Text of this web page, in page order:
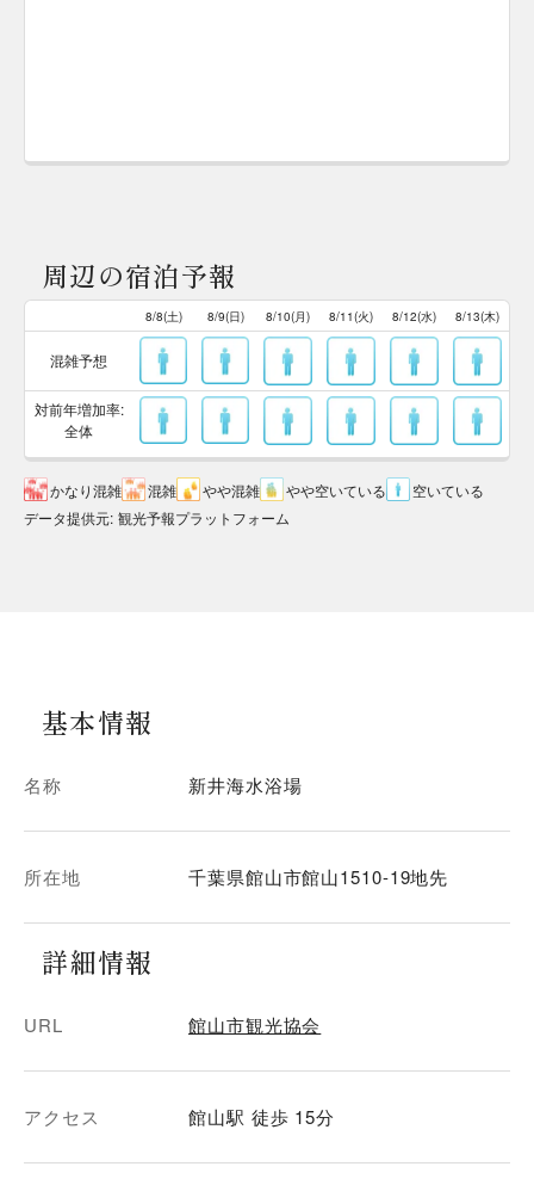
周辺の宿泊予報
8/8(土) 8/9(日) 8/10(月) 8/11(火) 8/12(水) 8/13(木)
混雑予想
対前年増加率:
全体
かなり混雑 混雑 やや混雑 やや空いている
空いている
データ提供元: 観光予報プラットフォーム
基本情報
名称 新井海水浴場
所在地 千葉県館山市館山1510-19地先
詳細情報
URL 館山市観光協会
アクセス 館山駅 徒歩 15分